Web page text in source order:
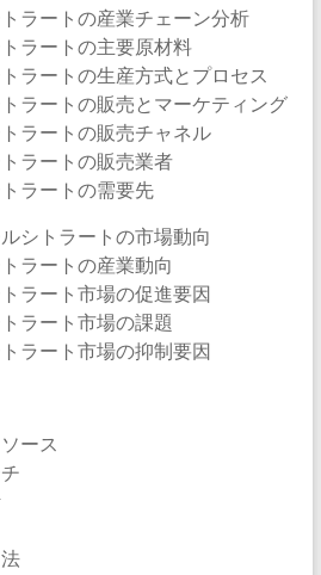
ラートの産業チェーン分析
ラートの主要原材料
ラートの生産方式とプロセス
ラートの販売とマーケティング
ラートの販売チャネル
ラートの販売業者
ラートの需要先
シトラートの市場動向
ラートの産業動向
ラート市場の促進要因
ラート市場の課題
ラート市場の抑制要因
ース